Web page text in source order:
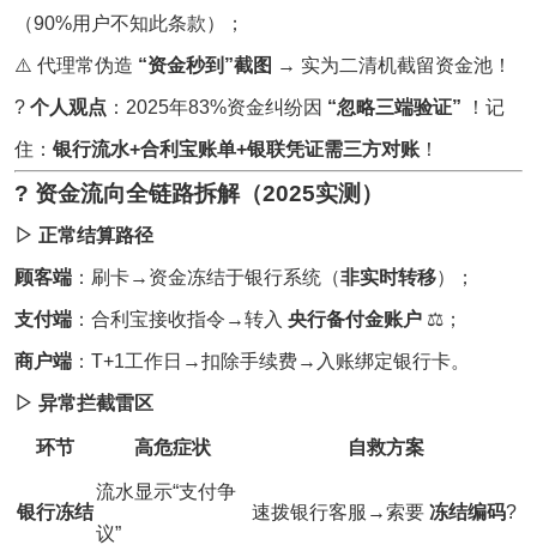
（90%用户不知此条款）；
⚠️ 代理常伪造 “资金秒到”截图 → 实为二清机截留资金池！
? 个人观点 ：2025年83%资金纠纷因 “忽略三端验证” ！记
住： 银行流水+合利宝账单+银联凭证需三方对账！
? 资金流向全链路拆解（2025实测）
▷ 正常结算路径
顾客端：刷卡→资金冻结于银行系统（非实时转移）；
支付端：合利宝接收指令→转入 央行备付金账户⚖️；
商户端：T+1工作日→扣除手续费→入账绑定银行卡。
▷ 异常拦截雷区
环节 高危症状 自救方案
银行冻结
流水显示“支付争
议”
速拨银行客服→索要 冻结编码?